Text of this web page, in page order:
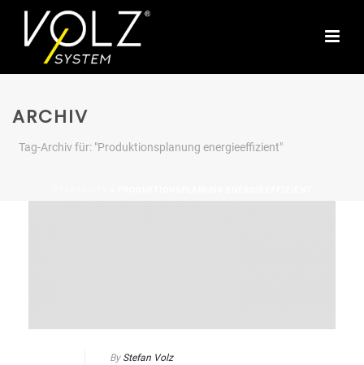
ARCHIV
Tag-Archiv für: "Produktionsplanung energieeffizient"
By Stefan Volz